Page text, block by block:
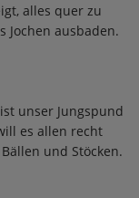
alles quer zu
Jochen ausbaden.
unser Jungspund
es allen recht
und Stöcken.